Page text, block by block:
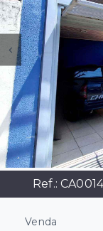
Ref.:
Venda